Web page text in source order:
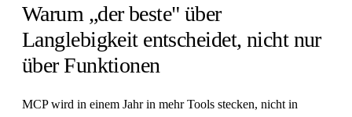
Warum „der beste" über
Langlebigkeit entscheidet, nicht nur
über Funktionen
MCP wird in einem Jahr in mehr Tools stecken, nicht in